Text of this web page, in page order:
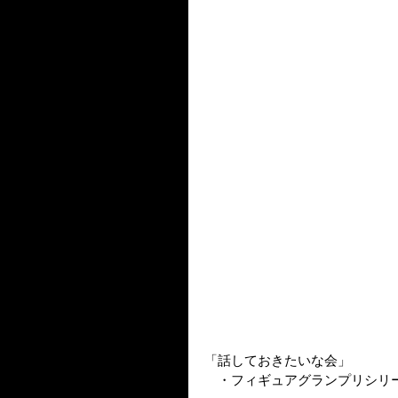
「話しておきたいな会」
・フィギュアグランプリシリ